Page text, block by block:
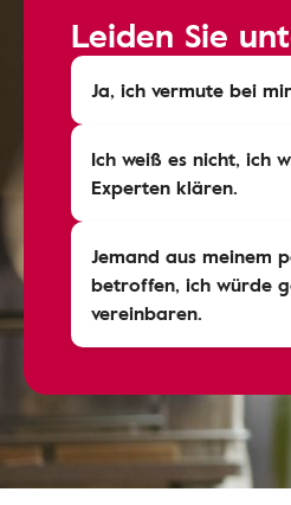
Leiden Sie
Ja, ich vermute bei
Ich weiß es nicht, ich
Experten klären.
Jemand aus meinem
betroffen, ich würde
vereinbaren.